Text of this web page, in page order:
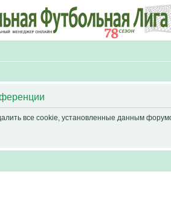
все cookie, установленные данным